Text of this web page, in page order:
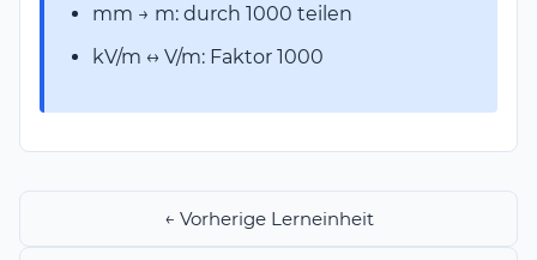
mm → m: durch 1000 teilen
kV/m ↔ V/m: Faktor 1000
← Vorherige Lerneinheit